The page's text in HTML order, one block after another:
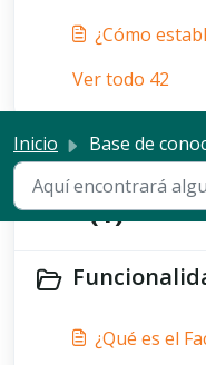
Inicio Base de
¿Cómo
Ver todo 42
(1)
¿Qué es el